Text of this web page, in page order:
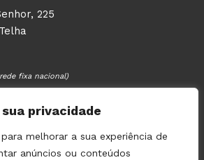
privacidade
melhorar a sua experiência de
anúncios ou conteúdos
225
fixa nacional)
móvel nacional)